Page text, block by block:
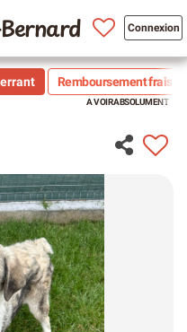
Connexion
Remboursement frais